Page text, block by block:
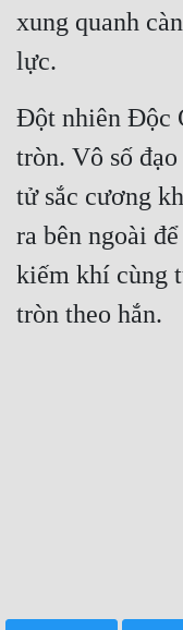
xung quanh
lực.
Đột nhiên Độc
tròn. Vô số
tử sắc cương
ra bên ngoài
kiếm khí cùng
tròn theo hắn.